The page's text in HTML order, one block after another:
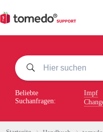
Inhalt
springen
Beliebte
Suchanfragen:
Impf